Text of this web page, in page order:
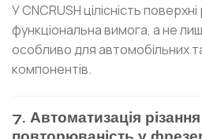
У CNCRUSH цілісність
функціональна вимога, а не
особливо для автомобільних
компонентів.
7. Автоматизація